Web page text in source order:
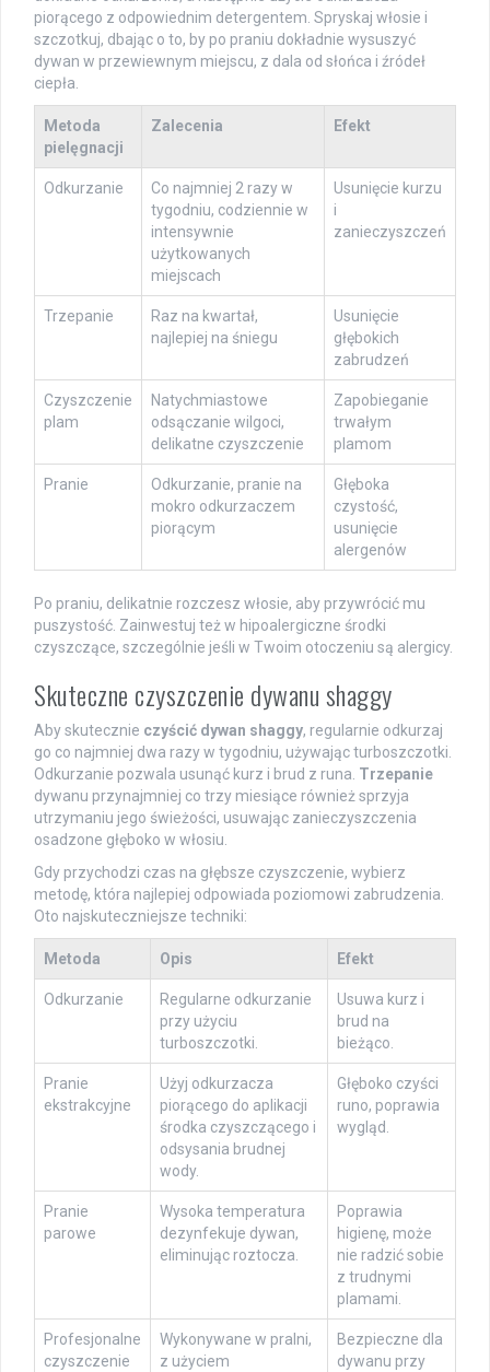
piorącego z odpowiednim detergentem. Spryskaj włosie i
szczotkuj, dbając o to, by po praniu dokładnie wysuszyć
dywan w przewiewnym miejscu, z dala od słońca i źródeł
ciepła.
Metoda
pielęgnacji
Zalecenia Efekt
Odkurzanie
Co najmniej 2 razy w
tygodniu, codziennie w
intensywnie
użytkowanych
miejscach
Usunięcie kurzu
i
zanieczyszczeń
Trzepanie
Raz na kwartał,
najlepiej na śniegu
Usunięcie
głębokich
zabrudzeń
Czyszczenie
plam
Natychmiastowe
odsączanie wilgoci,
delikatne czyszczenie
Zapobieganie
trwałym
plamom
Pranie
Odkurzanie, pranie na
mokro odkurzaczem
piorącym
Głęboka
czystość,
usunięcie
alergenów
Po praniu, delikatnie rozczesz włosie, aby przywrócić mu
puszystość. Zainwestuj też w hipoalergiczne środki
czyszczące, szczególnie jeśli w Twoim otoczeniu są alergicy.
Skuteczne czyszczenie dywanu shaggy
Aby skutecznie czyścić dywan shaggy, regularnie odkurzaj
go co najmniej dwa razy w tygodniu, używając turboszczotki.
Odkurzanie pozwala usunąć kurz i brud z runa. Trzepanie
dywanu przynajmniej co trzy miesiące również sprzyja
utrzymaniu jego świeżości, usuwając zanieczyszczenia
osadzone głęboko w włosiu.
Gdy przychodzi czas na głębsze czyszczenie, wybierz
metodę, która najlepiej odpowiada poziomowi zabrudzenia.
Oto najskuteczniejsze techniki:
Metoda Opis Efekt
Odkurzanie
Regularne odkurzanie
przy użyciu
turboszczotki.
Usuwa kurz i
brud na
bieżąco.
Pranie
ekstrakcyjne
Użyj odkurzacza
piorącego do aplikacji
środka czyszczącego i
odsysania brudnej
wody.
Głęboko czyści
runo, poprawia
wygląd.
Pranie
parowe
Wysoka temperatura
dezynfekuje dywan,
eliminując roztocza.
Poprawia
higienę, może
nie radzić sobie
z trudnymi
plamami.
Profesjonalne
czyszczenie
Wykonywane w pralni,
z użyciem
Bezpieczne dla
dywanu przy